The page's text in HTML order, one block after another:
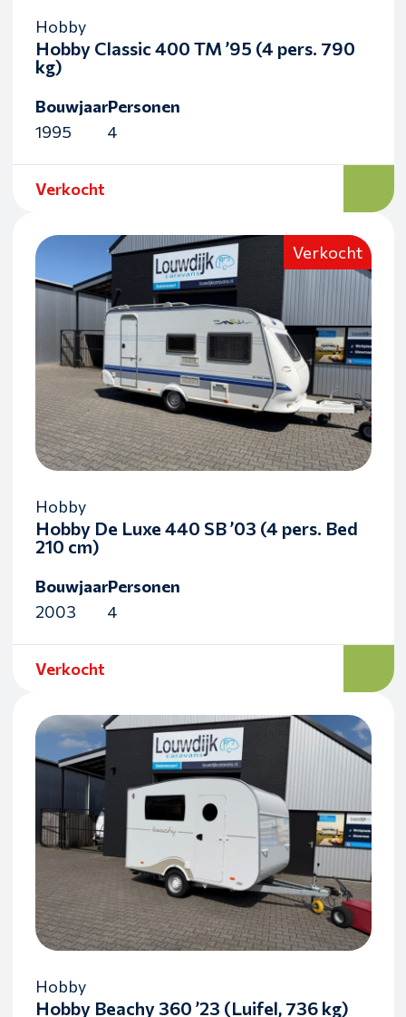
Hobby
Hobby Classic 400 TM ’95 (4 pers. 790
kg)
Bouwjaar
1995
Personen
4
Verkocht
Verkocht
Hobby
Hobby De Luxe 440 SB ’03 (4 pers. Bed
210 cm)
Bouwjaar
2003
Personen
4
Verkocht
Hobby
Hobby Beachy 360 ’23 (Luifel, 736 kg)